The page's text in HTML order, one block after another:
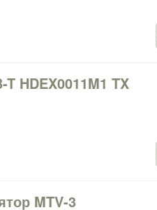
HDEX0011M1 TX
MTV-3